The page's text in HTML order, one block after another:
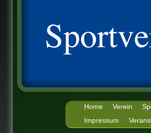
Home Verein
Impressum